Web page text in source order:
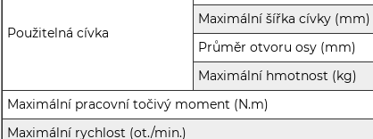
Použitelná cívka
Maximální šířka cívky (mm)
Průměr otvoru osy (mm)
Maximální hmotnost (kg)
Maximální pracovní točivý moment (N.m)
Maximální rychlost (ot./min.)